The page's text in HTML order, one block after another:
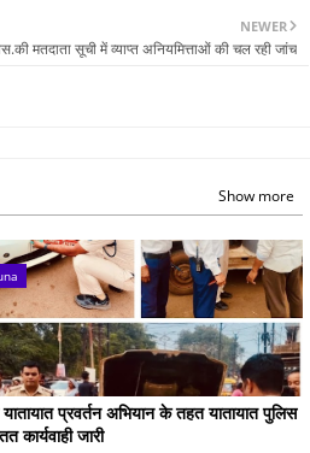
NEWER
मतदाता सूची में व्याप्त अनियमित्ताओं की चल रही जांच
Show more
प्रवर्तन अभियान के तहत यातायात पुलिस
कार्यवाही जारी